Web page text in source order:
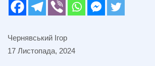
Чернявський Ігор
17 Листопада, 2024